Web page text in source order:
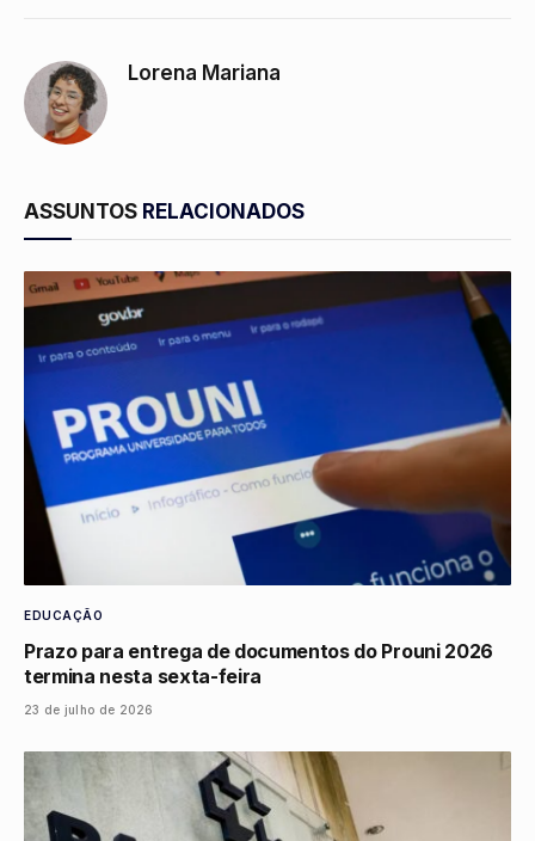
Lorena Mariana
ASSUNTOS RELACIONADOS
EDUCAÇÃO
Prazo para entrega de documentos do Prouni 2026
termina nesta sexta-feira
23 de julho de 2026